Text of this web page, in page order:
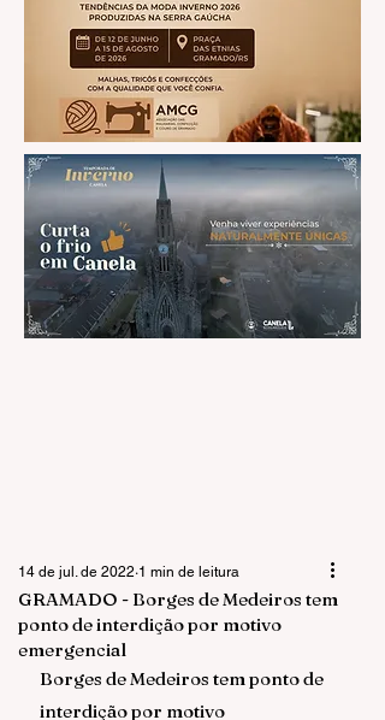
GRAMADO - Borges de Medeiros tem
ponto de interdição por motivo
emergencial
14 de jul. de 2022 1 min de leitura
Borges de Medeiros tem ponto de
interdição por motivo